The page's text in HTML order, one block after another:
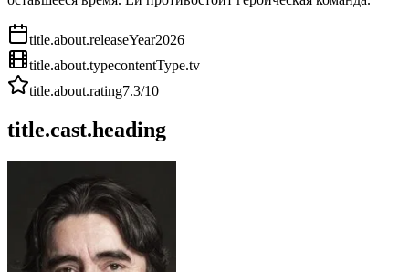
title.about.releaseYear2026
title.about.typecontentType.tv
title.about.rating7.3/10
title.cast.heading